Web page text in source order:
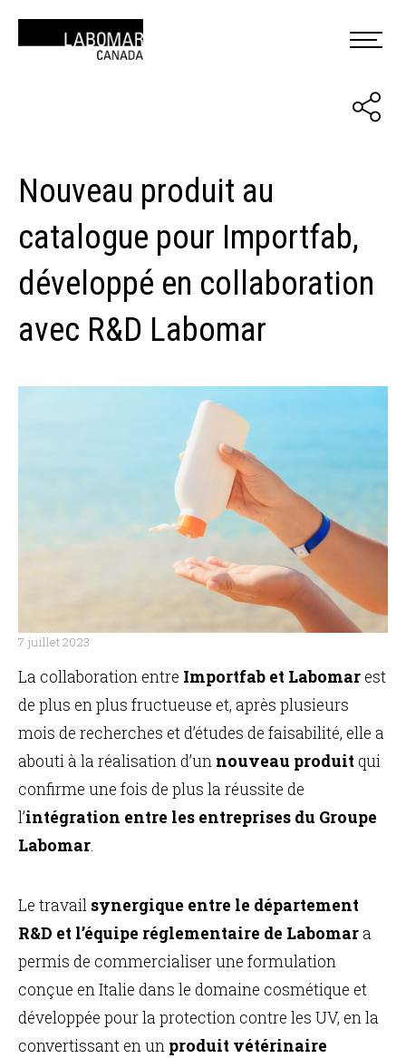
Nouveau produit au
catalogue pour Importfab,
développé en collaboration
avec R&D Labomar
7 juillet 2023
La collaboration entre Importfab et Labomar est
de plus en plus fructueuse et, après plusieurs
mois de recherches et d’études de faisabilité, elle a
abouti à la réalisation d’un nouveau produit qui
confirme une fois de plus la réussite de
l’intégration entre les entreprises du Groupe
Labomar.
Le travail synergique entre le département
R&D et l’équipe réglementaire de Labomara
permis de commercialiser une formulation
conçue en Italie dans le domaine cosmétique et
développée pour la protection contre les UV, en la
convertissant en un produit vétérinaire